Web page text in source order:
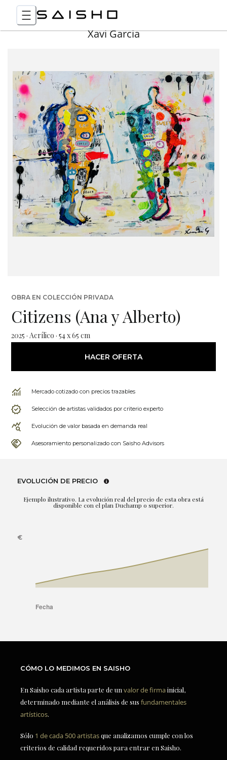
Xavi Garcia
OBRA EN COLECCIÓN PRIVADA
Citizens (Ana y Alberto)
2025 · Acrílico · 54 x 65 cm
HACER OFERTA
Mercado cotizado con precios trazables
Selección de artistas validados por criterio experto
Evolución de valor basada en demanda real
Asesoramiento personalizado con Saisho Advisors
EVOLUCIÓN DE PRECIO
Ejemplo ilustrativo. La evolución real del precio de esta obra está
disponible con el plan Duchamp o superior.
CÓMO LO MEDIMOS EN SAISHO
En Saisho cada artista parte de un valor de firmainicial,
determinado mediante el análisis de sus fundamentales
artísticos.
Sólo 1 de cada 500 artistasque analizamos cumple con los
criterios de calidad requeridos para entrar en Saisho.